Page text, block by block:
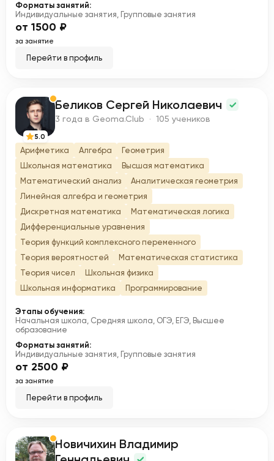
Форматы занятий:
Индивидуальные занятия, Групповые занятия
от 1500 ₽
за занятие
Перейти в профиль
Б
5.0
Беликов Сергей Николаевич
3 года в Geoma.Club · 105 учеников
Арифметика Алгебра
Геометрия
Школьная математика
Высшая математика
Математический анализ
Аналитическая геометрия
Линейная алгебра и геометрия
Дискретная математика
Математическая логика
Дифференциальные уравнения
Теория функций комплексного переменного
Теория вероятностей
Математическая статистика
Теория чисел
Школьная физика
Школьная информатика
Программирование
Этапы обучения:
Начальная школа, Средняя школа, ОГЭ, ЕГЭ, Высшее
образование
Форматы занятий:
Индивидуальные занятия, Групповые занятия
от 2500 ₽
за занятие
Перейти в профиль
Новичихин Владимир